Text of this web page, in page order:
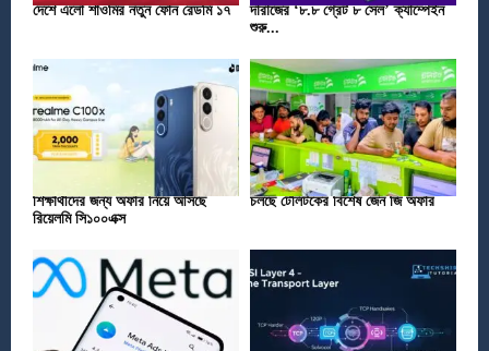
দেশে এলো শাওমির নতুন ফোন রেডমি ১৭
দারাজের ‘৮.৮ গ্রেট ৮ সেল’ ক্যাম্পেইন
শুরু...
শিক্ষার্থীদের জন্য অফার নিয়ে আসছে
রিয়েলমি সি১০০এক্স
চলছে টেলিটকের বিশেষ জেন জি অফার